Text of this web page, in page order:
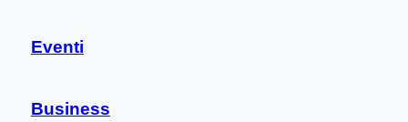
Eventi
Business